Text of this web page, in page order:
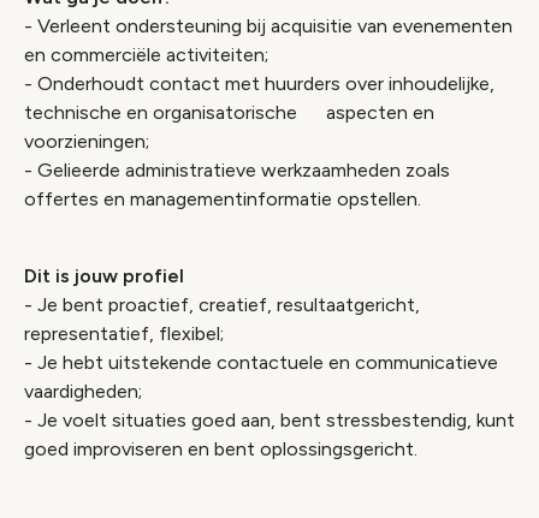
- Verleent ondersteuning bij acquisitie van evenementen
en commerciële activiteiten;
- Onderhoudt contact met huurders over inhoudelijke,
technische en organisatorische aspecten en
voorzieningen;
- Gelieerde administratieve werkzaamheden zoals
offertes en managementinformatie opstellen.
Dit is jouw profiel
- Je bent proactief, creatief, resultaatgericht,
representatief, flexibel;
- Je hebt uitstekende contactuele en communicatieve
vaardigheden;
- Je voelt situaties goed aan, bent stressbestendig, kunt
goed improviseren en bent oplossingsgericht.